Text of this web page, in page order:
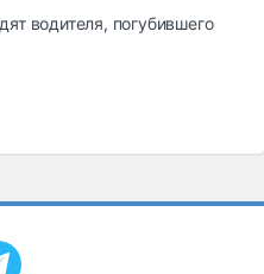
водителя, погубившего